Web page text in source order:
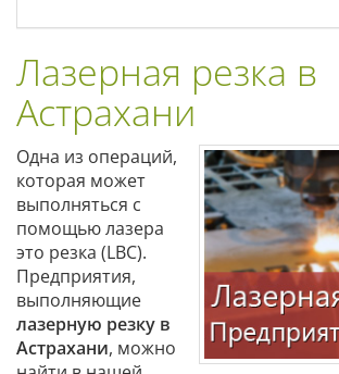
Лазерная резка в
Астрахани
Одна из операций,
которая может
выполняться с
помощью лазера
это резка (LBC).
Предприятия,
выполняющие
лазерную резку в
Астрахани, можно